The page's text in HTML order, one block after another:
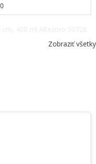
+38(067) 5710158.
Zobraziť všetky